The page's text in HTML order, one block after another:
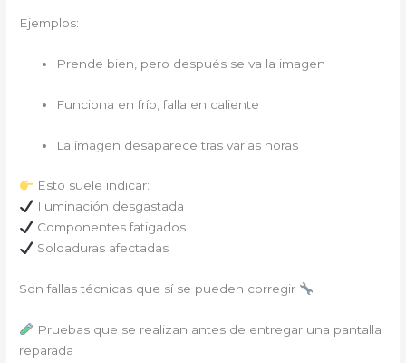
Ejemplos:
Prende bien, pero después se va la imagen
Funciona en frío, falla en caliente
La imagen desaparece tras varias horas
Esto suele indicar:
Iluminación desgastada
Componentes fatigados
Soldaduras afectadas
Son fallas técnicas que sí se pueden corregir
Pruebas que se realizan antes de entregar una pantalla
reparada